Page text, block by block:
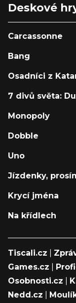
Deskové
Carcassonne
Bang
Osadníci z
7 divů světa:
Monopoly
Dobble
Uno
Jízdenky,
Krycí jména
Na křídlech
Tiscali.cz
Games.cz
Osobnosti.cz
Nedd.cz